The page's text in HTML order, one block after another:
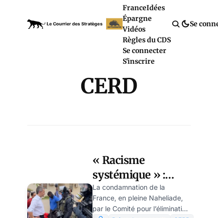
FranceIdées
Épargne
Vidéos
Règles du CDS
Se connecter
S'inscrire
Se
CERD
« Racisme
systémique » :
faisant mine de se
défendre, Paris
La condamnation de la
France, en pleine Naheliade,
par le Comité pour l’élimination